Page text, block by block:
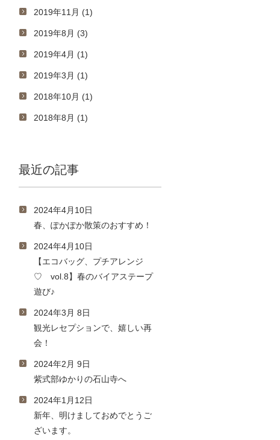
2019年11月 (1)
2019年8月 (3)
2019年4月 (1)
2019年3月 (1)
2018年10月 (1)
2018年8月 (1)
最近の記事
2024年4月10日
春、ぽかぽか散策のおすすめ！
2024年4月10日
【エコバッグ、プチアレンジ
♡ vol.8】春のバイアステープ
遊び♪
2024年3月 8日
観光レセプションで、嬉しい再
会！
2024年2月 9日
紫式部ゆかりの石山寺へ
2024年1月12日
新年、明けましておめでとうご
ざいます。